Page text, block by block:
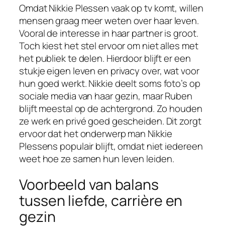
Omdat Nikkie Plessen vaak op tv komt, willen
mensen graag meer weten over haar leven.
Vooral de interesse in haar partner is groot.
Toch kiest het stel ervoor om niet alles met
het publiek te delen. Hierdoor blijft er een
stukje eigen leven en privacy over, wat voor
hun goed werkt. Nikkie deelt soms foto’s op
sociale media van haar gezin, maar Ruben
blijft meestal op de achtergrond. Zo houden
ze werk en privé goed gescheiden. Dit zorgt
ervoor dat het onderwerp man Nikkie
Plessens populair blijft, omdat niet iedereen
weet hoe ze samen hun leven leiden.
Voorbeeld van balans
tussen liefde, carrière en
gezin